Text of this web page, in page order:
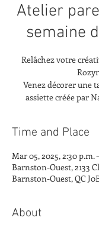
Atelier
semaine
Relâchez votre
Venez décorer une
assiette créée par
Time and Place
Mar 05, 2025, 2:30 p.m.
Barnston-Ouest, 2133
Barnston-Ouest, QC
About